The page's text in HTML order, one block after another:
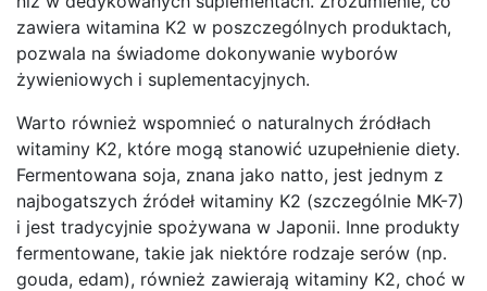
zawiera witamina K2 w poszczególnych produktach,
pozwala na świadome dokonywanie wyborów
żywieniowych i suplementacyjnych.
Warto również wspomnieć o naturalnych źródłach
witaminy K2, które mogą stanowić uzupełnienie diety.
Fermentowana soja, znana jako natto, jest jednym z
najbogatszych źródeł witaminy K2 (szczególnie MK-7)
i jest tradycyjnie spożywana w Japonii. Inne produkty
fermentowane, takie jak niektóre rodzaje serów (np.
gouda, edam), również zawierają witaminy K2, choć w